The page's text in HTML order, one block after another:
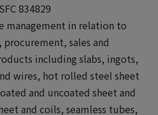
834829
management in relation to
sales and
including slabs, ingots,
wires, hot rolled steel sheet
and uncoated sheet and
and coils, seamless tubes,